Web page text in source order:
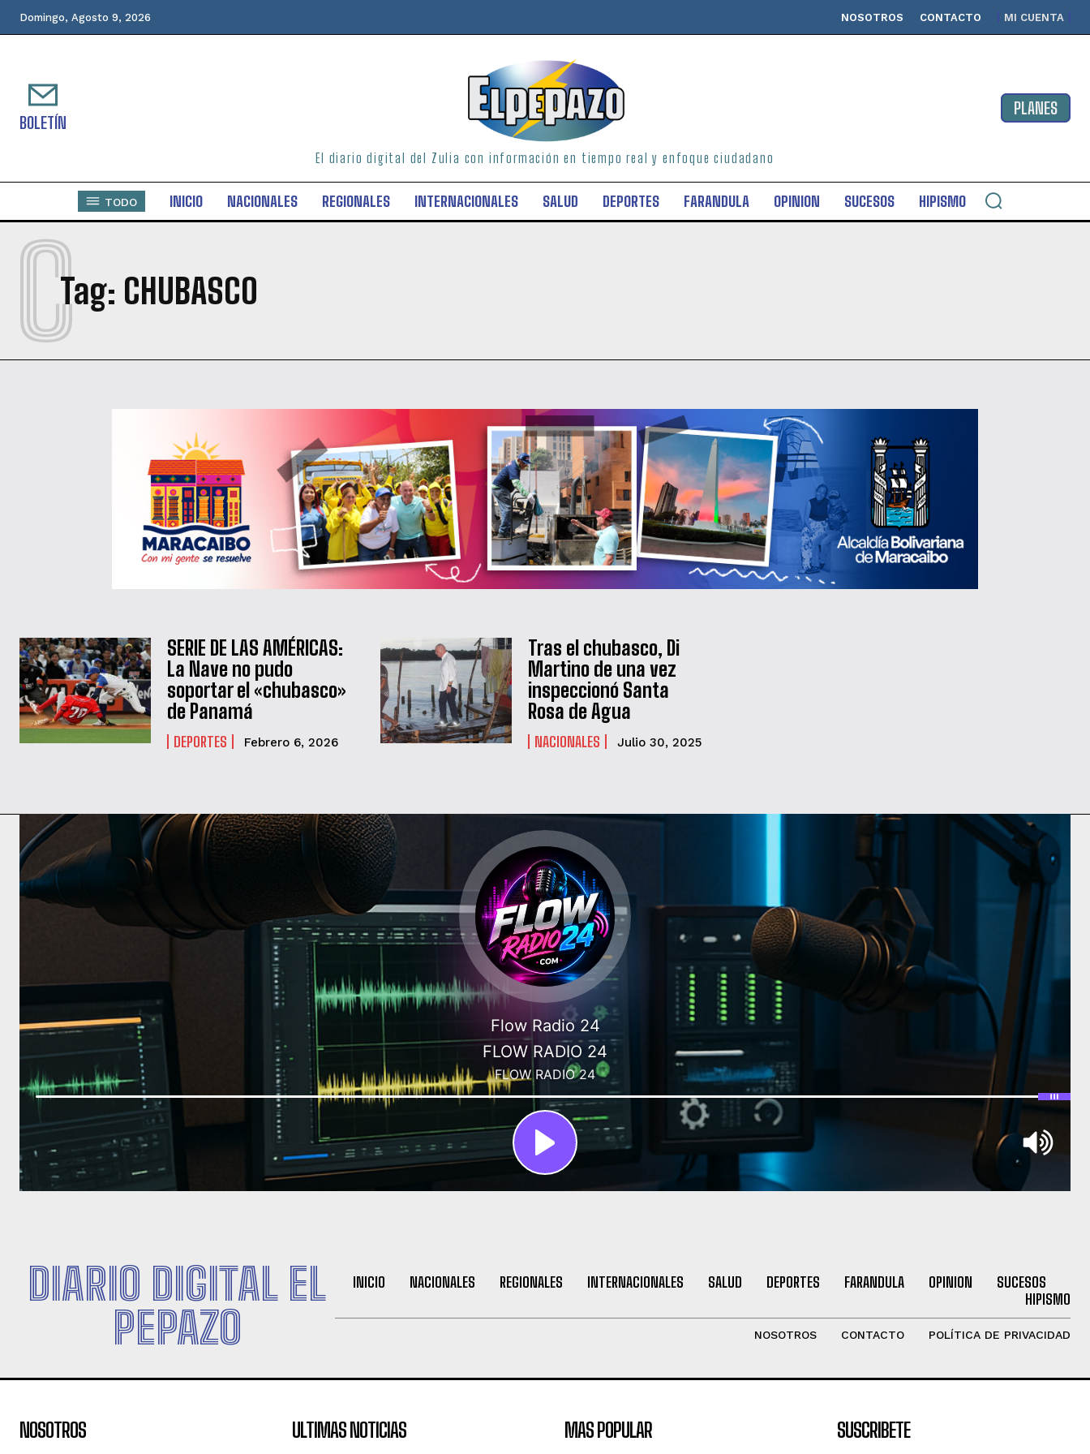
QUIERO SUSCRIBIRME
He leído y acepto lasPolítica de privacidad
Domingo, Agosto 9, 2026 NOSOTROS CONTACTO MI CUENTA
BOLETÍN
El diario digital del Zulia con información en tiempo real y enfoque ciudadano
PLANES
TODO INICIO NACIONALES REGIONALES INTERNACIONALES SALUD DEPORTES FARANDULA OPINION SUCESOS HIPISMO
Tag: CHUBASCO
C
SERIE DE LAS AMÉRICAS:
La Nave no pudo
soportar el «chubasco»
de Panamá
DEPORTES Febrero 6, 2026
Tras el chubasco, Di
Martino de una vez
inspeccionó Santa
Rosa de Agua
NACIONALES Julio 30, 2025
DIARIO DIGITAL EL
PEPAZO
INICIO NACIONALES REGIONALES INTERNACIONALES SALUD DEPORTES FARANDULA OPINION
SUCESOS
HIPISMO
NOSOTROS CONTACTO POLÍTICA DE PRIVACIDAD
NOSOTROS ULTIMAS NOTICIAS MAS POPULAR SUSCRIBETE